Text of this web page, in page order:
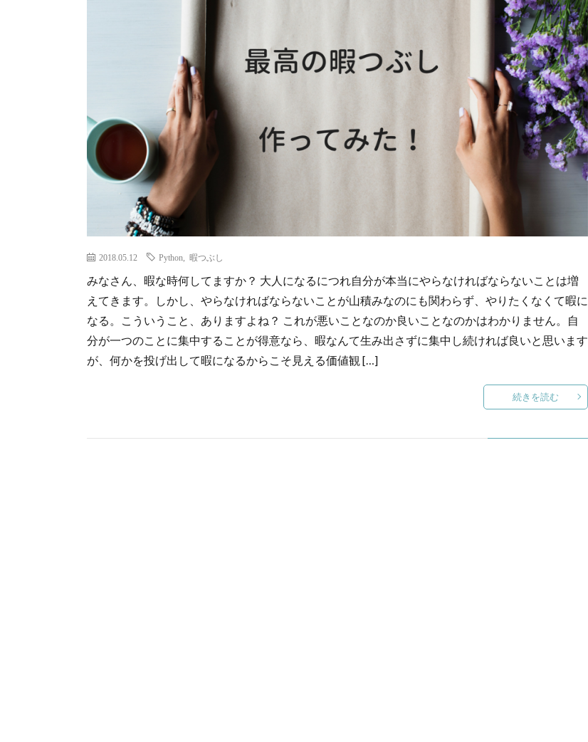
2018.05.12 Python 暇つぶし
みなさん、暇な時何してますか？ 大人になるにつれ自分が本当にやらなければならないことは増
えてきます。しかし、やらなければならないことが山積みなのにも関わらず、やりたくなくて暇に
なる。こういうこと、ありますよね？ これが悪いことなのか良いことなのかはわかりません。自
分が一つのことに集中することが得意なら、暇なんて生み出さずに集中し続ければ良いと思います
が、何かを投げ出して暇になるからこそ見える価値観 […]
続きを読む